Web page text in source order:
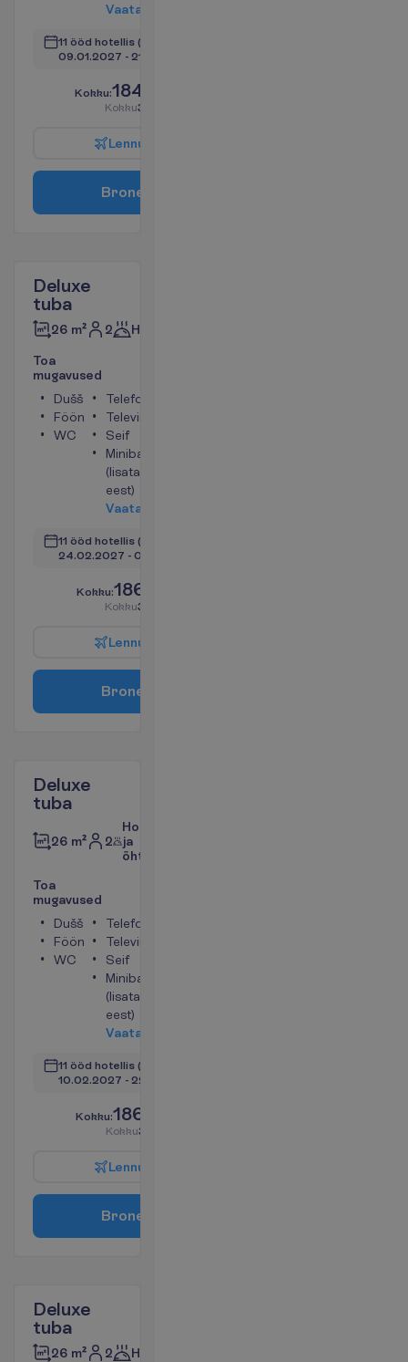
Vaata
11 ööd hotellis (12 ööd kokku)
09.01.2027 - 21.01.2027
Kokku:1849.00
Kokku3698.00
Lennu
Brone
Deluxe
tuba
26 m² 2 Hommikusöök
Toa
mugavused
Dušš
Föön
WC
Telefon
Televiisor
Seif
Minibaar
(lisatasu
eest)
Vaata
11 ööd hotellis (12 ööd kokku)
24.02.2027 - 08.03.2027
Kokku:1865.00
Kokku3730.00
Lennu
Brone
Deluxe
tuba
26 m² 2
Hommiku-
ja
õhtusöök
Toa
mugavused
Dušš
Föön
WC
Telefon
Televiisor
Seif
Minibaar
(lisatasu
eest)
Vaata
11 ööd hotellis (12 ööd kokku)
10.02.2027 - 22.02.2027
Kokku:1869.00
Kokku3738.00
Lennu
Brone
Deluxe
tuba
26 m² 2 Hommikusöök